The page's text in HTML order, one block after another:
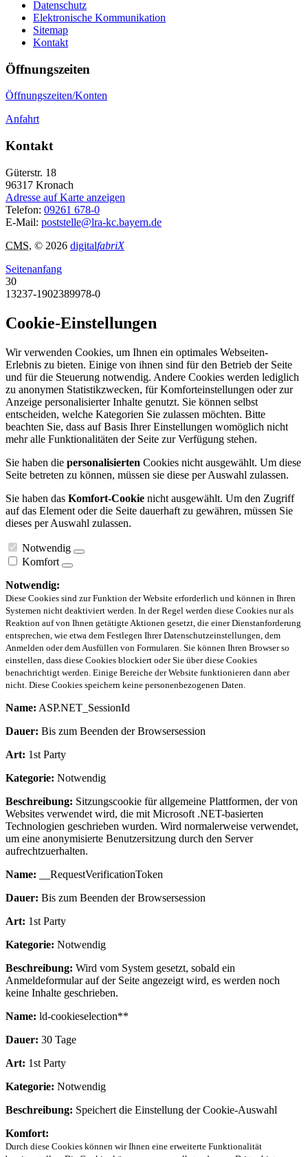
Datenschutz
Elektronische Kommunikation
Sitemap
Kontakt
Öffnungszeiten
Öffnungszeiten/Konten
Anfahrt
Kontakt
Güterstr. 18
96317 Kronach
Adresse auf Karte anzeigen
Telefon: 09261 678-0
E-Mail: poststelle@lra-kc.bayern.de
CMS, © 2026 digitalfabriX
Seitenanfang
30
13237-1902389978-0
Cookie-Einstellungen
Wir verwenden Cookies, um Ihnen ein optimales Webseiten-
Erlebnis zu bieten. Einige von ihnen sind für den Betrieb der Seite
und für die Steuerung notwendig. Andere Cookies werden lediglich
zu anonymen Statistikzwecken, für Komforteinstellungen oder zur
Anzeige personalisierter Inhalte genutzt. Sie können selbst
entscheiden, welche Kategorien Sie zulassen möchten. Bitte
beachten Sie, dass auf Basis Ihrer Einstellungen womöglich nicht
mehr alle Funktionalitäten der Seite zur Verfügung stehen.
Sie haben die personalisierten Cookies nicht ausgewählt. Um diese
Seite betreten zu können, müssen sie diese per Auswahl zulassen.
Sie haben das Komfort-Cookie nicht ausgewählt. Um den Zugriff
auf das Element oder die Seite dauerhaft zu gewähren, müssen Sie
dieses per Auswahl zulassen.
Notwendig
Komfort
Notwendig:
Diese Cookies sind zur Funktion der Website erforderlich und können in Ihren
Systemen nicht deaktiviert werden. In der Regel werden diese Cookies nur als
Reaktion auf von Ihnen getätigte Aktionen gesetzt, die einer Dienstanforderung
entsprechen, wie etwa dem Festlegen Ihrer Datenschutzeinstellungen, dem
Anmelden oder dem Ausfüllen von Formularen. Sie können Ihren Browser so
einstellen, dass diese Cookies blockiert oder Sie über diese Cookies
benachrichtigt werden. Einige Bereiche der Website funktionieren dann aber
nicht. Diese Cookies speichern keine personenbezogenen Daten.
Name: ASP.NET_SessionId
Dauer: Bis zum Beenden der Browsersession
Art: 1st Party
Kategorie: Notwendig
Beschreibung: Sitzungscookie für allgemeine Plattformen, der von
Websites verwendet wird, die mit Microsoft .NET-basierten
Technologien geschrieben wurden. Wird normalerweise verwendet,
um eine anonymisierte Benutzersitzung durch den Server
aufrechtzuerhalten.
Name: __RequestVerificationToken
Dauer: Bis zum Beenden der Browsersession
Art: 1st Party
Kategorie: Notwendig
Beschreibung: Wird vom System gesetzt, sobald ein
Anmeldeformular auf der Seite angezeigt wird, es werden noch
keine Inhalte geschrieben.
Name: ld-cookieselection**
Dauer: 30 Tage
Art: 1st Party
Kategorie: Notwendig
Beschreibung: Speichert die Einstellung der Cookie-Auswahl
Komfort:
Durch diese Cookies können wir Ihnen eine erweiterte Funktionalität